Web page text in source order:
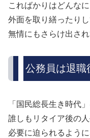
こればかりはどんな
外面を取り繕ったりし
無情にもさらけ出さ
公務員は退職
「国民総長生き時代
誰しもリタイア後の
必要に迫られるように